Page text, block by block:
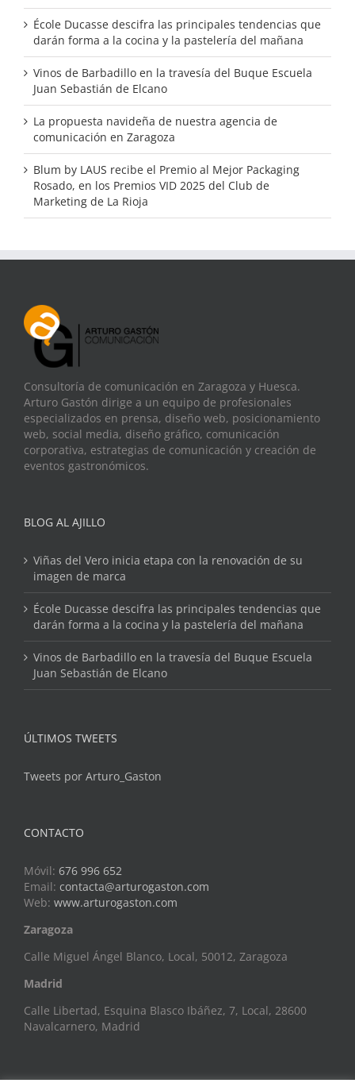
École Ducasse descifra las principales tendencias que
darán forma a la cocina y la pastelería del mañana
Vinos de Barbadillo en la travesía del Buque Escuela
Juan Sebastián de Elcano
La propuesta navideña de nuestra agencia de
comunicación en Zaragoza
Blum by LAUS recibe el Premio al Mejor Packaging
Rosado, en los Premios VID 2025 del Club de
Marketing de La Rioja
Consultoría de comunicación en Zaragoza y Huesca.
Arturo Gastón dirige a un equipo de profesionales
especializados en prensa, diseño web, posicionamiento
web, social media, diseño gráfico, comunicación
corporativa, estrategias de comunicación y creación de
eventos gastronómicos.
BLOG AL AJILLO
Viñas del Vero inicia etapa con la renovación de su
imagen de marca
École Ducasse descifra las principales tendencias que
darán forma a la cocina y la pastelería del mañana
Vinos de Barbadillo en la travesía del Buque Escuela
Juan Sebastián de Elcano
ÚLTIMOS TWEETS
Tweets por Arturo_Gaston
CONTACTO
Móvil: 676 996 652
Email: contacta@arturogaston.com
Web: www.arturogaston.com
Zaragoza
Calle Miguel Ángel Blanco, Local, 50012, Zaragoza
Madrid
Calle Libertad, Esquina Blasco Ibáñez, 7, Local, 28600
Navalcarnero, Madrid